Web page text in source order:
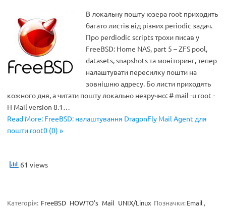
В локальну пошту юзера root приходить
багато листів від різних periodic задач.
Про perdiodic scripts трохи писав у
FreeBSD: Home NAS, part 5 – ZFS pool,
datasets, snapshots та моніторинг, тепер
налаштувати пересилку пошти на
зовнішню адресу. Бо листи приходять
кожного дня, а читати пошту локально незручно: # mail -u root -
H Mail version 8.1…
Read More: FreeBSD: налаштування DragonFly Mail Agent для
пошти root0 (0) »
61 views
Категорія: FreeBSD HOWTO's Mail UNIX/Linux Позначки:Email ,